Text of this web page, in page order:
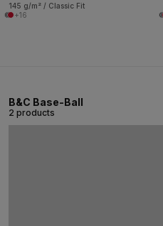
145 g/m² / Classic Fit
+16
B&C Base-Ball
2 products